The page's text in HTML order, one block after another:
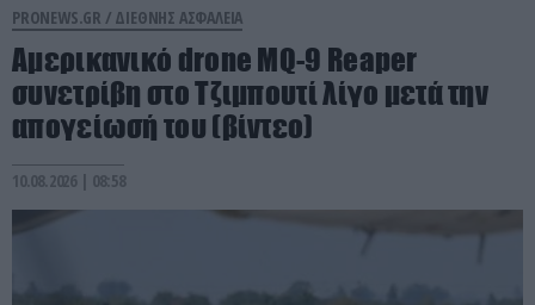
PRONEWS.GR / ΔΙΕΘΝΗΣ ΑΣΦΑΛΕΙΑ
Αμερικανικό drone MQ-9 Reaper
συνετρίβη στο Τζιμπουτί λίγο μετά την
απογείωσή του (βίντεο)
10.08.2026 | 08:58